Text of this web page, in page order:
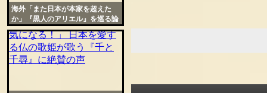
海外「また日本が本家を超えた
か」『黒人のアリエル』を巡る論
争を日本が終わらせたと話題に
定リ
ンク
自動
更新